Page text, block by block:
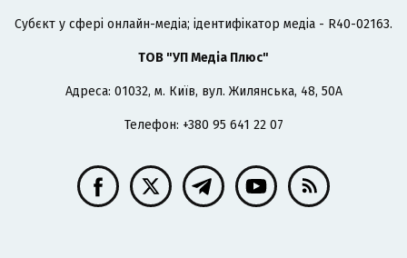
Cубєкт у сфері онлайн-медіа; ідентифікатор медіа - R40-02163.
ТОВ "УП Медіа Плюс"
Адреса: 01032, м. Київ, вул. Жилянська, 48, 50А
Телефон: +380 95 641 22 07